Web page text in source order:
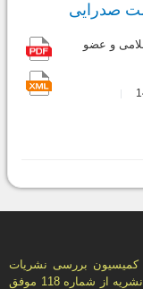
صدرایی
و عضو
بر اساس مجوز شماره 6776/3 مورخ 1386/08/14 كمیسیون بررسى نشریات
علمى كشور (وزارت علوم، تحقیقات و فناورى) این نشریه از شماره 118 موفق